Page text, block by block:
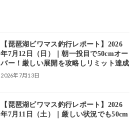
【琵琶湖ビワマス釣行レポート】2026
年7月12日（日）｜朝一投目で50cmオー
バー！厳しい展開を攻略しリミット達成
2026年7月13日
【琵琶湖ビワマス釣行レポート】2026
年7月11日（土）｜厳しい状況でも50cm